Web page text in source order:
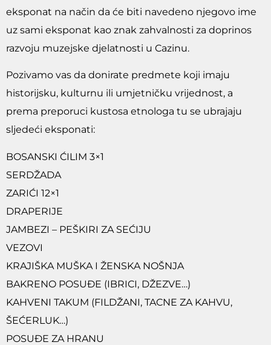
eksponat na način da će biti navedeno njegovo ime
uz sami eksponat kao znak zahvalnosti za doprinos
razvoju muzejske djelatnosti u Cazinu.
Pozivamo vas da donirate predmete koji imaju
historijsku, kulturnu ili umjetničku vrijednost, a
prema preporuci kustosa etnologa tu se ubrajaju
sljedeći eksponati:
BOSANSKI ĆILIM 3×1
SERDŽADA
ZARIĆI 12×1
DRAPERIJE
JAMBEZI – PEŠKIRI ZA SEĆIJU
VEZOVI
KRAJIŠKA MUŠKA I ŽENSKA NOŠNJA
BAKRENO POSUĐE (IBRICI, DŽEZVE…)
KAHVENI TAKUM (FILDŽANI, TACNE ZA KAHVU,
ŠEĆERLUK…)
POSUĐE ZA HRANU